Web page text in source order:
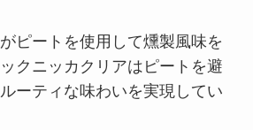
ピートを使用して燻製風味を
クニッカクリアはピートを避
ーティな味わいを実現してい